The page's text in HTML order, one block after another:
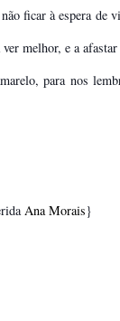
ficar à espera de
melhor, e a
para nos
Ana Morais}